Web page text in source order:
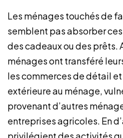
Les ménages touchés de
semblent pas absorber
des cadeaux ou des prêts.
ménages ont transféré
les commerces de détail
extérieure au ménage,
provenant d’autres
entreprises agricoles. En